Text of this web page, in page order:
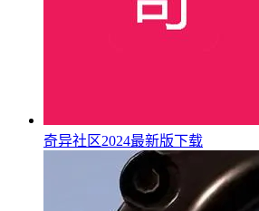
奇异社区2024最新版下载